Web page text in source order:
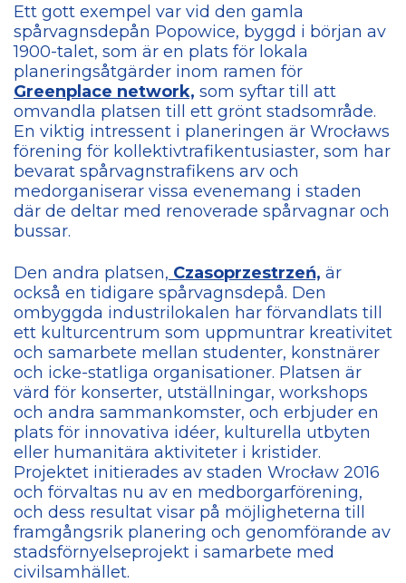
Ett gott exempel var vid den gamla
spårvagnsdepån Popowice, byggd i början av
1900-talet, som är en plats för lokala
planeringsåtgärder inom ramen för
Greenplace network, som syftar till att
omvandla platsen till ett grönt stadsområde.
En viktig intressent i planeringen är Wrocławs
förening för kollektivtrafikentusiaster, som har
bevarat spårvagnstrafikens arv och
medorganiserar vissa evenemang i staden
där de deltar med renoverade spårvagnar och
bussar.
Den andra platsen, Czasoprzestrzeń, är
också en tidigare spårvagnsdepå. Den
ombyggda industrilokalen har förvandlats till
ett kulturcentrum som uppmuntrar kreativitet
och samarbete mellan studenter, konstnärer
och icke-statliga organisationer. Platsen är
värd för konserter, utställningar, workshops
och andra sammankomster, och erbjuder en
plats för innovativa idéer, kulturella utbyten
eller humanitära aktiviteter i kristider.
Projektet initierades av staden Wrocław 2016
och förvaltas nu av en medborgarförening,
och dess resultat visar på möjligheterna till
framgångsrik planering och genomförande av
stadsförnyelseprojekt i samarbete med
civilsamhället.